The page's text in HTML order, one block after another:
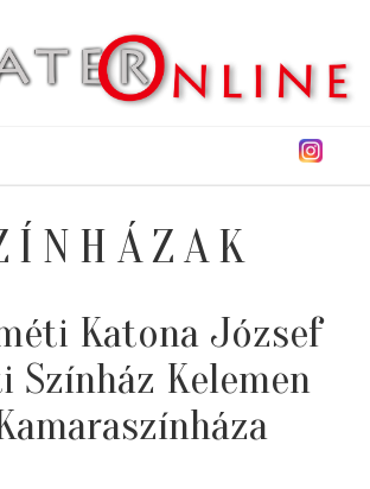
Katona József
Színház Kelemen